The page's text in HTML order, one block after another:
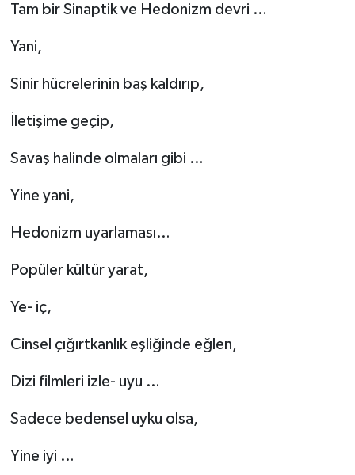
Tam bir Sinaptik ve Hedonizm devri …
Yani,
Sinir hücrelerinin baş kaldırıp,
İletişime geçip,
Savaş halinde olmaları gibi …
Yine yani,
Hedonizm uyarlaması…
Popüler kültür yarat,
Ye- iç,
Cinsel çığırtkanlık eşliğinde eğlen,
Dizi filmleri izle- uyu …
Sadece bedensel uyku olsa,
Yine iyi …